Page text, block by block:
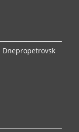
Dnepropetrovsk